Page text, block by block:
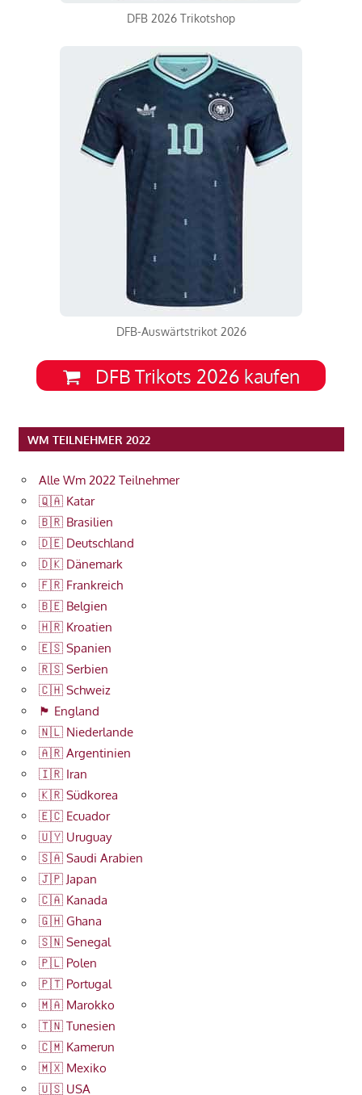
DFB 2026 Trikotshop
DFB-Auswärtstrikot 2026
DFB Trikots 2026 kaufen
WM TEILNEHMER 2022
Alle Wm 2022 Teilnehmer
🇶🇦 Katar
🇧🇷 Brasilien
🇩🇪 Deutschland
🇩🇰 Dänemark
🇫🇷 Frankreich
🇧🇪 Belgien
🇭🇷 Kroatien
🇪🇸 Spanien
🇷🇸 Serbien
🇨🇭 Schweiz
🏴󠁧󠁢󠁥󠁮󠁧󠁿 England
🇳🇱 Niederlande
🇦🇷 Argentinien
🇮🇷 Iran
🇰🇷 Südkorea
🇪🇨 Ecuador
🇺🇾 Uruguay
🇸🇦 Saudi Arabien
🇯🇵 Japan
🇨🇦 Kanada
🇬🇭 Ghana
🇸🇳 Senegal
🇵🇱 Polen
🇵🇹 Portugal
🇲🇦 Marokko
🇹🇳 Tunesien
🇨🇲 Kamerun
🇲🇽 Mexiko
🇺🇸 USA